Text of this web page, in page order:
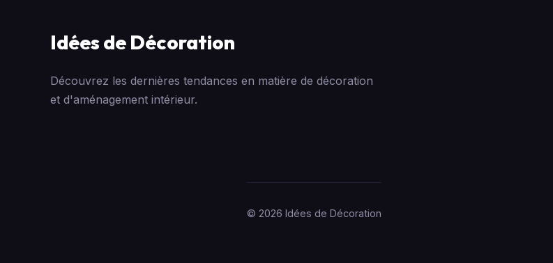
Idées de Décoration
Découvrez les dernières tendances en matière de décoration
et d'aménagement intérieur.
© 2026 Idées de Décoration